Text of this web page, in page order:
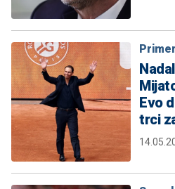
Evo
trci